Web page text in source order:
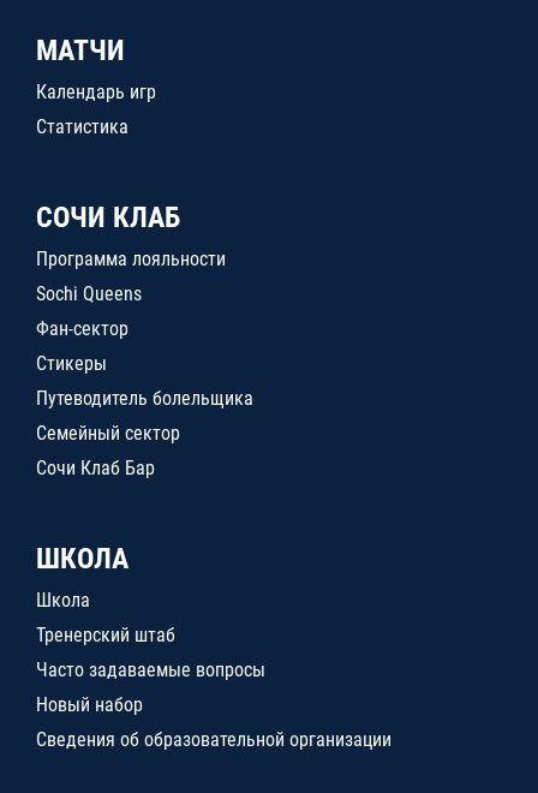
МАТЧИ
Календарь игр
Статистика
СОЧИ КЛАБ
Программа лояльности
Sochi Queens
Фан-сектор
Стикеры
Путеводитель болельщика
Семейный сектор
Сочи Клаб Бар
ШКОЛА
Школа
Тренерский штаб
Часто задаваемые вопросы
Новый набор
Сведения об образовательной организации